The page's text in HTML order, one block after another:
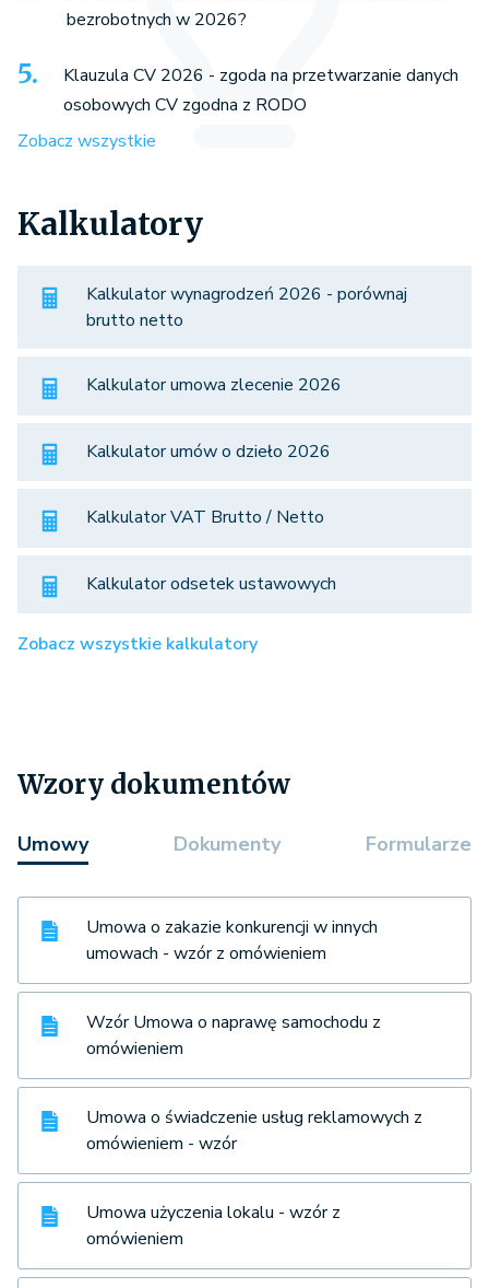
bezrobotnych w 2026?
Klauzula CV 2026 - zgoda na przetwarzanie danych
osobowych CV zgodna z RODO
Zobacz wszystkie
Kalkulatory
Kalkulator wynagrodzeń 2026 - porównaj
brutto netto
Kalkulator umowa zlecenie 2026
Kalkulator umów o dzieło 2026
Kalkulator VAT Brutto / Netto
Kalkulator odsetek ustawowych
Zobacz wszystkie kalkulatory
Wzory dokumentów
Umowy Dokumenty Formularze
Umowa o zakazie konkurencji w innych
umowach - wzór z omówieniem
Wzór Umowa o naprawę samochodu z
omówieniem
Umowa o świadczenie usług reklamowych z
omówieniem - wzór
Umowa użyczenia lokalu - wzór z
omówieniem